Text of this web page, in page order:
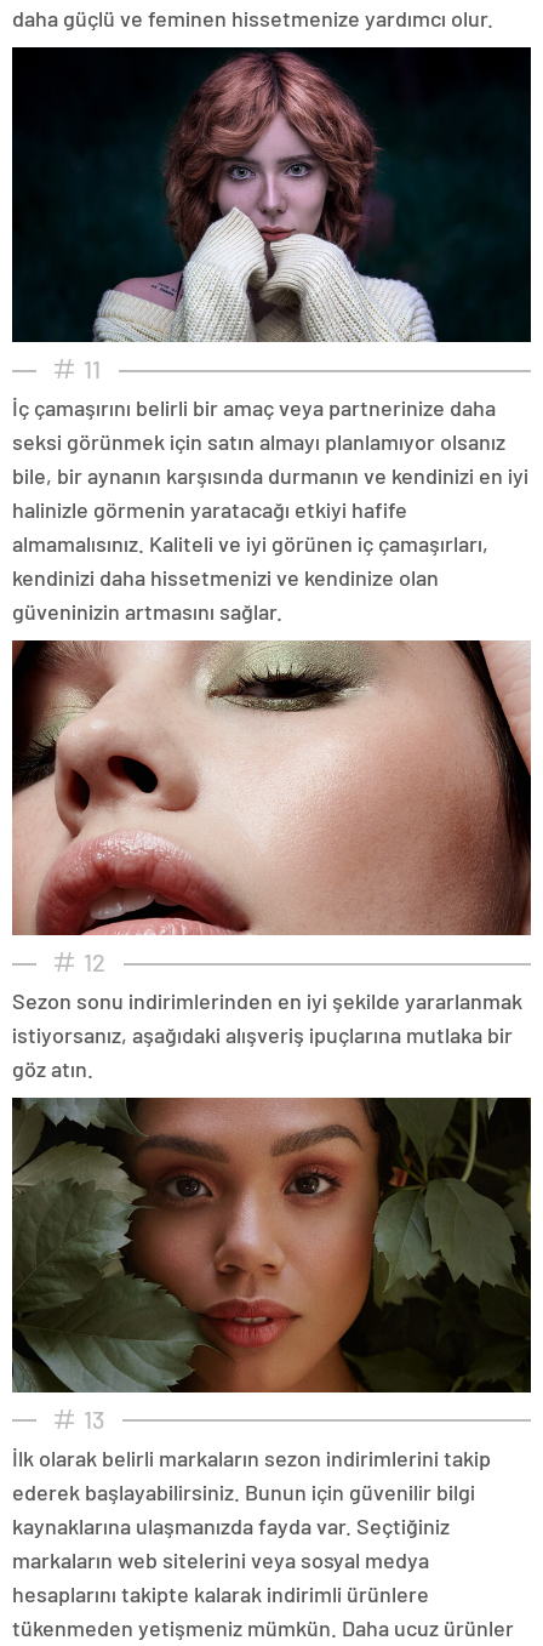
daha güçlü ve feminen hissetmenize yardımcı olur.
11
İç çamaşırını belirli bir amaç veya partnerinize daha
seksi görünmek için satın almayı planlamıyor olsanız
bile, bir aynanın karşısında durmanın ve kendinizi en iyi
halinizle görmenin yaratacağı etkiyi hafife
almamalısınız. Kaliteli ve iyi görünen iç çamaşırları,
kendinizi daha hissetmenizi ve kendinize olan
güveninizin artmasını sağlar.
12
Sezon sonu indirimlerinden en iyi şekilde yararlanmak
istiyorsanız, aşağıdaki alışveriş ipuçlarına mutlaka bir
göz atın.
13
İlk olarak belirli markaların sezon indirimlerini takip
ederek başlayabilirsiniz. Bunun için güvenilir bilgi
kaynaklarına ulaşmanızda fayda var. Seçtiğiniz
markaların web sitelerini veya sosyal medya
hesaplarını takipte kalarak indirimli ürünlere
tükenmeden yetişmeniz mümkün. Daha ucuz ürünler